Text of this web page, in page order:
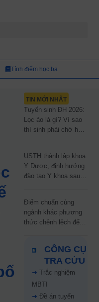
Tính điểm học bạ
TIN MỚI NHẤT
Tuyển sinh ĐH 2026:
Lọc ảo là gì? Vì sao
thí sinh phải chờ hơn
USTH thành lập khoa
Y Dược, định hướng
đào tạo Y khoa sau
Điểm chuẩn cùng
ngành khác phương
thức chênh lệch đến
CÔNG CỤ
TRA CỨU
➜ Trắc nghiệm
MBTI
➜ Đề án tuyển